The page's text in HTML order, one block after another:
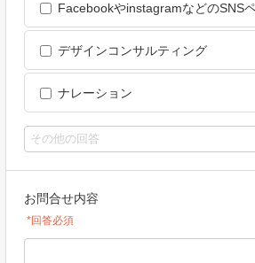
FacebookやinstagramなどのSNS
デザインコンサルティング
ナレーション
お問合せ内容
*回答必須